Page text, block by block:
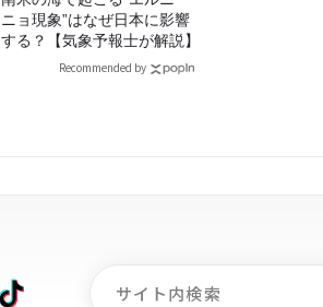
ニョ現象”はなぜ日本に影響
する？【気象予報士が解説】
Recommended by